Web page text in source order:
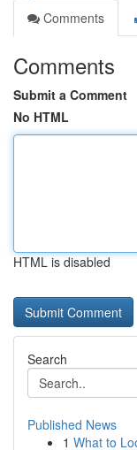
Comments
Comments
Submit a Comment
No HTML
HTML is disabled
Search
Published News
1 What to